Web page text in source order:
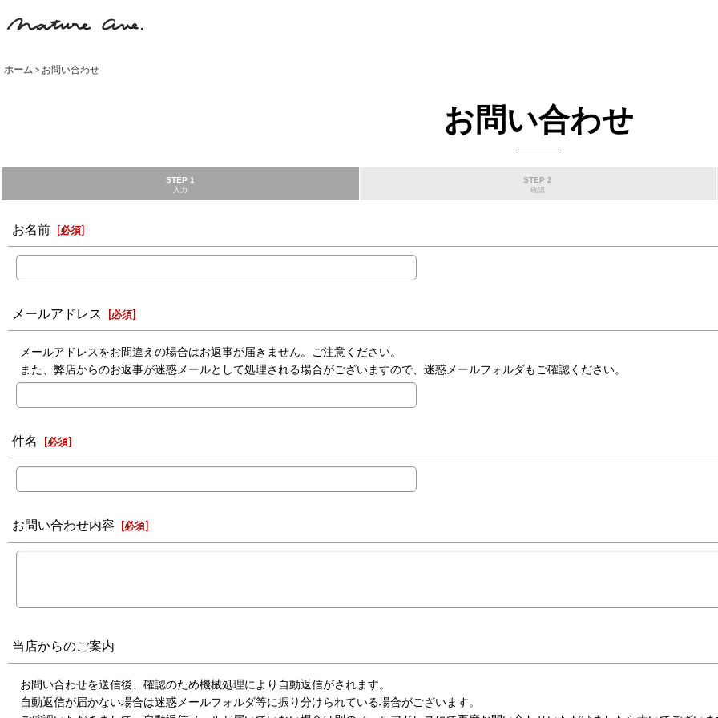
ホーム > お問い合わせ
お問い合わせ
STEP 1
入力
STEP 2
確認
お名前 [必須]
メールアドレス [必須]
メールアドレスをお間違えの場合はお返事が届きません。ご注意ください。
また、弊店からのお返事が迷惑メールとして処理される場合がございますので、迷惑メールフォルダもご確認ください。
件名 [必須]
お問い合わせ内容 [必須]
当店からのご案内
お問い合わせを送信後、確認のため機械処理により自動返信がされます。
自動返信が届かない場合は迷惑メールフォルダ等に振り分けられている場合がございます。